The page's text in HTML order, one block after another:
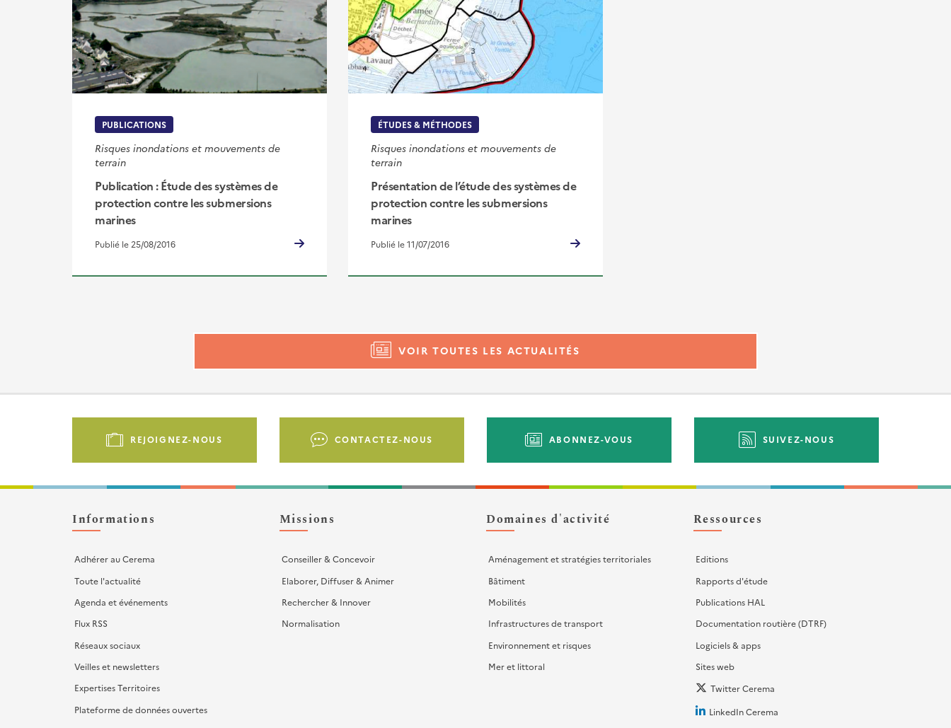
PUBLICATIONS
Risques inondations et mouvements de
terrain
Publication : Étude des systèmes de
protection contre les submersions
marines
Publié le 25/08/2016
ÉTUDES & MÉTHODES
Risques inondations et mouvements de
terrain
Présentation de l’étude des systèmes de
protection contre les submersions
marines
Publié le 11/07/2016
VOIR TOUTES LES ACTUALITÉS
Pied
Liens
d'actions
REJOIGNEZ-NOUS CONTACTEZ-NOUS ABONNEZ-VOUS SUIVEZ-NOUS
Informations
Adhérer au Cerema
Toute l'actualité
Agenda et événements
Flux RSS
Réseaux sociaux
Veilles et newsletters
Expertises Territoires
Plateforme de données ouvertes
Missions
Conseiller & Concevoir
Elaborer, Diffuser & Animer
Rechercher & Innover
Normalisation
Domaines d'activité
Aménagement et stratégies territoriales
Bâtiment
Mobilités
Infrastructures de transport
Environnement et risques
Mer et littoral
Ressources
Editions
Rapports d'étude
Publications HAL
Documentation routière (DTRF)
Logiciels & apps
Sites web
Twitter Cerema
LinkedIn Cerema